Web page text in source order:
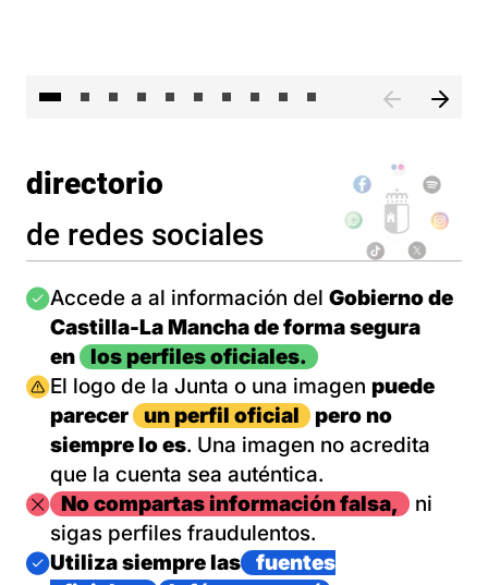
directorio
de redes sociales
Imagen
Accede a al información del Gobierno de
Castilla-La Mancha de forma segura
en
los perfiles oficiales.
Imagen
El logo de la Junta o una imagen puede
parecer
un perfil oficial
pero no
siempre lo es. Una imagen no acredita
que la cuenta sea auténtica.
ImagenNo compartas información falsa,
ni
sigas perfiles fraudulentos.
Imagen
Utiliza siempre las
fuentes